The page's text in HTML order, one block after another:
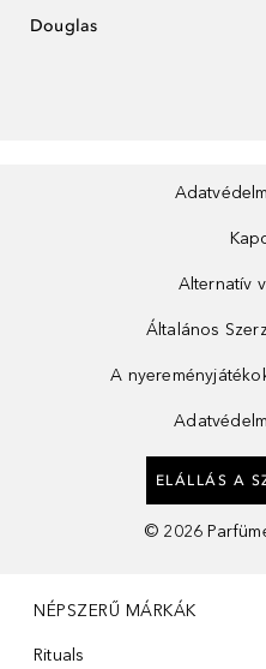
Douglas
Alternatív
Általános
A
ELÁLLÁS A
© 2026
NÉPSZERŰ MÁRKÁK
Rituals